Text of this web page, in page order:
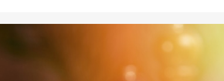
alle dagelijkse artikelen van onze aanbiedingen.
gelezen en dat ik 18 jaar oud ben.